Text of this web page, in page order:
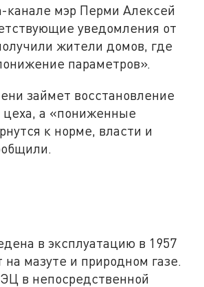
канале мэр Перми Алексей
уведомления от
жители домов, где
параметров».
займет восстановление
цеха, а «пониженные
к норме, власти и
в эксплуатацию в 1957
на мазуте и природном газе.
в непосредственной